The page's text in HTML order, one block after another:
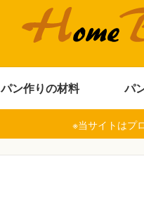
パン作りの材料 パ
※当サイトはプ